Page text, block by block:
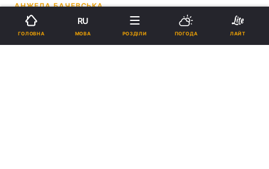
АНЖЕЛА БАЧЕВСЬКА
12:36, 17.05.26
ГОЛОВНА
RU
МОВА РОЗДІЛИ ПОГОДА ЛАЙТ